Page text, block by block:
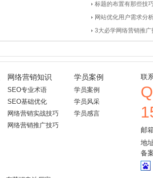
标题的布置有那些技
网站优化用户需求分
3大必学网络营销推广
网络营销知识
SEO专业术语
SEO基础优化
网络营销实战技巧
网络营销推广技巧
学员案例
学员案例
学员风采
学员感言
联
邮
地
备